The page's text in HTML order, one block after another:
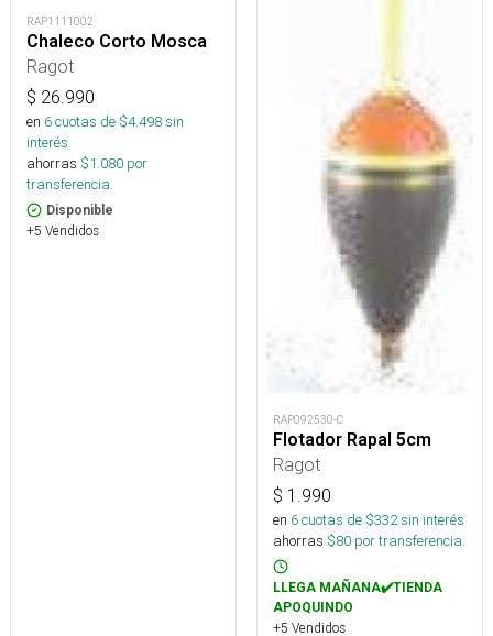
RAP1111002
Chaleco Corto Mosca
Ragot
$ 26.990
en 6cuotas de $4.498sin
interés
ahorras $1.080 por
transferencia.
Disponible
+5 Vendidos
RAP092530-C
Flotador Rapal 5cm
Ragot
$ 1.990
en 6cuotas de $332sin interés
ahorras $80 por transferencia.
LLEGA MAÑANA✔️TIENDA
APOQUINDO
+5 Vendidos